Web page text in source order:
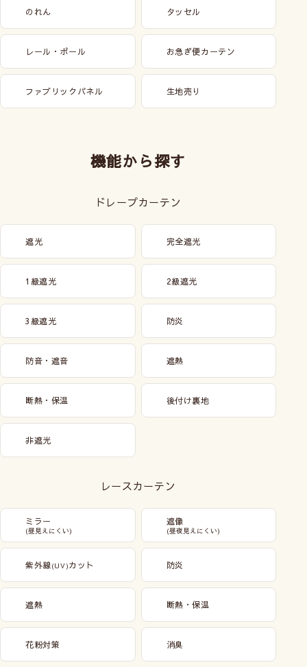
のれん タッセル
レール・ポール お急ぎ便カーテン
ファブリックパネル 生地売り
機能から探す
ドレープカーテン
遮光 完全遮光
1級遮光 2級遮光
3級遮光 防炎
防音・遮音 遮熱
断熱・保温 後付け裏地
非遮光
レースカーテン
ミラー
(昼見えにくい)
遮像
(昼夜見えにくい)
紫外線(UV)カット 防炎
遮熱 断熱・保温
花粉対策 消臭